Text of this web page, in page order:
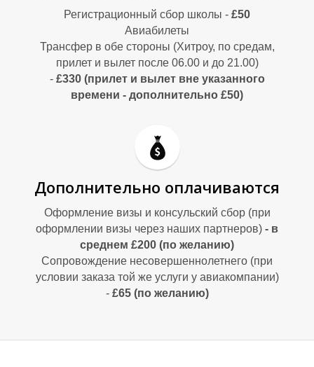
О
Регистрационный сбор школы - £50
Авиабилеты
Трансфер в обе стороны (Хитроу, по средам,
прилет и вылет после 06.00 и до 21.00)
-£330 (прилет и вылет вне указанного
времени - дополнительно £50)
Дополнительно оплачиваются
Оформление визы и консульский сбор (при
оформлении визы через наших партнеров) - в
среднем £200 (по желанию)
Сопровождение несовершеннолетнего (при
условии заказа той же услуги у авиакомпании)
- £65 (по желанию)
О